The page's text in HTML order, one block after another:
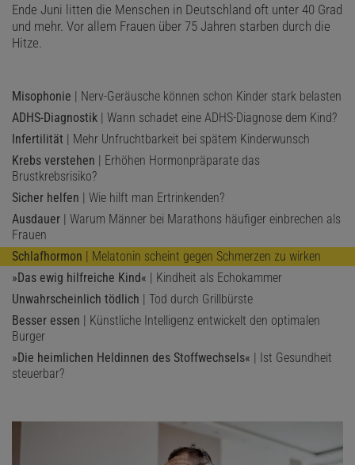
Ende Juni litten die Menschen in Deutschland oft unter 40 Grad
und mehr. Vor allem Frauen über 75 Jahren starben durch die
Hitze.
Misophonie | Nerv-Geräusche können schon Kinder stark belasten
ADHS-Diagnostik | Wann schadet eine ADHS-Diagnose dem Kind?
Infertilität | Mehr Unfruchtbarkeit bei spätem Kinderwunsch
Krebs verstehen | Erhöhen Hormonpräparate das
Brustkrebsrisiko?
Sicher helfen | Wie hilft man Ertrinkenden?
Ausdauer | Warum Männer bei Marathons häufiger einbrechen als
Frauen
Schlafhormon | Melatonin scheint gegen Schmerzen zu wirken
»Das ewig hilfreiche Kind« | Kindheit als Echokammer
Unwahrscheinlich tödlich | Tod durch Grillbürste
Besser essen | Künstliche Intelligenz entwickelt den optimalen
Burger
»Die heimlichen Heldinnen des Stoffwechsels« | Ist Gesundheit
steuerbar?